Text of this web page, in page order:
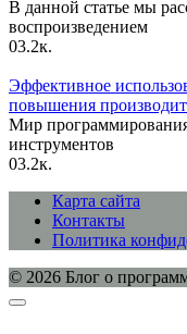
В данной статье мы
воспроизведением
03.2к.
Эффективное
повышения
Мир
инструментов
03.2к.
Карта сайта
Контакты
Политика
© 2026 Блог о